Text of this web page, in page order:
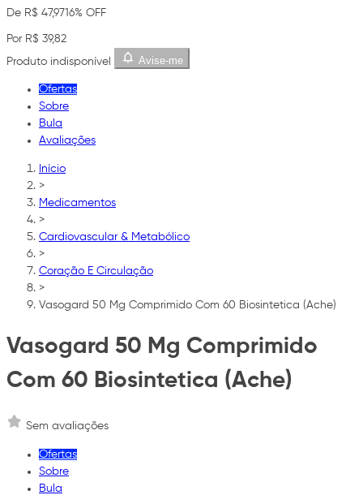
De R$ 47,9716% OFF
Por R$ 39,82
Produto indisponível
Avise-me
Ofertas
Sobre
Bula
Avaliações
Início
>
Medicamentos
>
Cardiovascular & Metabólico
>
Coração E Circulação
>
Vasogard 50 Mg Comprimido Com 60 Biosintetica (Ache)
Vasogard 50 Mg Comprimido
Com 60 Biosintetica (Ache)
Sem avaliações
Ofertas
Sobre
Bula